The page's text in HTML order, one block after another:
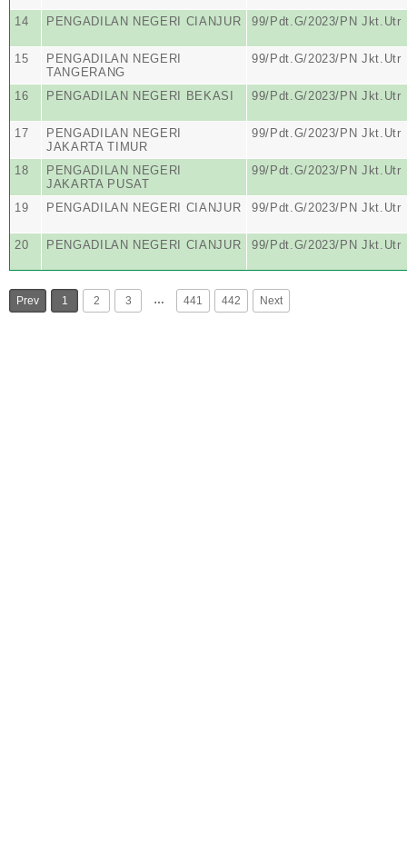
14 PENGADILAN NEGERI CIANJUR 99/Pdt.G/2023/PN Jkt.Utr
15
PENGADILAN NEGERI
TANGERANG
99/Pdt.G/2023/PN Jkt.Utr
16 PENGADILAN NEGERI BEKASI 99/Pdt.G/2023/PN Jkt.Utr
17
PENGADILAN NEGERI
JAKARTA TIMUR
99/Pdt.G/2023/PN Jkt.Utr
18
PENGADILAN NEGERI
JAKARTA PUSAT
99/Pdt.G/2023/PN Jkt.Utr
19 PENGADILAN NEGERI CIANJUR 99/Pdt.G/2023/PN Jkt.Utr
20 PENGADILAN NEGERI CIANJUR 99/Pdt.G/2023/PN Jkt.Utr
Prev 1 2 3 … 441 442 Next